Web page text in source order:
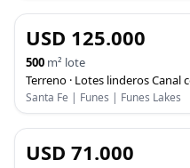
VENTA
USD 125.000
500 m² lote
Terreno · Lotes linderos Canal
Santa Fe | Funes | Funes Lakes
VENTA
USD 71.000